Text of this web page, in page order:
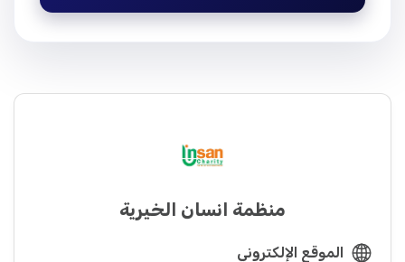
منظمة انسان الخيرية
الموقع الإلكتروني